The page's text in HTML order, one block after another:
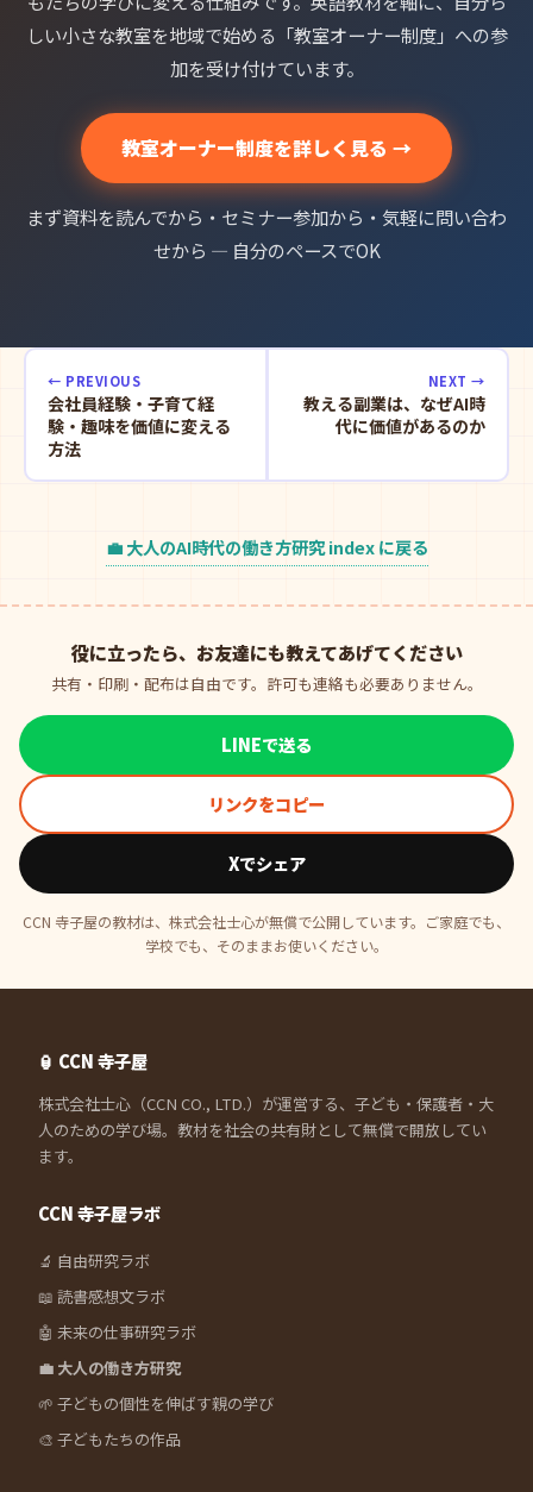
しい小さな教室を地域で始める「教室オーナー制度」への参
加を受け付けています。
教室オーナー制度を詳しく見る →
まず資料を読んでから・セミナー参加から・気軽に問い合わ
せから — 自分のペースでOK
← PREVIOUS
会社員経験・子育て経
験・趣味を価値に変える
方法
NEXT →
教える副業は、なぜAI時
代に価値があるのか
💼 大人のAI時代の働き方研究 index に戻る
役に立ったら、お友達にも教えてあげてください
共有・印刷・配布は自由です。許可も連絡も必要ありません。
LINEで送る
リンクをコピー
Xでシェア
CCN 寺子屋の教材は、株式会社士心が無償で公開しています。ご家庭でも、
学校でも、そのままお使いください。
🏮 CCN 寺子屋
株式会社士心（CCN CO., LTD.）が運営する、子ども・保護者・大
人のための学び場。教材を社会の共有財として無償で開放してい
ます。
CCN 寺子屋ラボ
🔬 自由研究ラボ
📖 読書感想文ラボ
🤖 未来の仕事研究ラボ
💼 大人の働き方研究
🌱 子どもの個性を伸ばす親の学び
🎨 子どもたちの作品